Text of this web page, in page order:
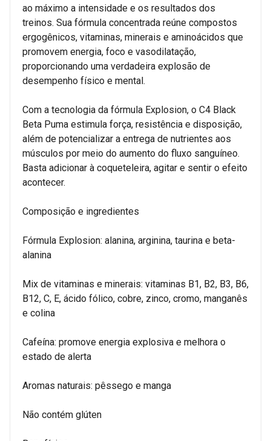
ao máximo a intensidade e os resultados dos
treinos. Sua fórmula concentrada reúne compostos
ergogênicos, vitaminas, minerais e aminoácidos que
promovem energia, foco e vasodilatação,
proporcionando uma verdadeira explosão de
desempenho físico e mental.
Com a tecnologia da fórmula Explosion, o C4 Black
Beta Puma estimula força, resistência e disposição,
além de potencializar a entrega de nutrientes aos
músculos por meio do aumento do fluxo sanguíneo.
Basta adicionar à coqueteleira, agitar e sentir o efeito
acontecer.
Composição e ingredientes
Fórmula Explosion: alanina, arginina, taurina e beta-
alanina
Mix de vitaminas e minerais: vitaminas B1, B2, B3, B6,
B12, C, E, ácido fólico, cobre, zinco, cromo, manganês
e colina
Cafeína: promove energia explosiva e melhora o
estado de alerta
Aromas naturais: pêssego e manga
Não contém glúten